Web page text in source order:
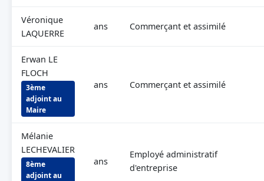
Véronique
LAQUERRE
ans Commerçant et assimilé
Erwan LE
FLOCH
3ème
adjoint au
Maire
ans Commerçant et assimilé
Mélanie
LECHEVALIER
8ème
adjoint au
ans
Employé administratif
d'entreprise